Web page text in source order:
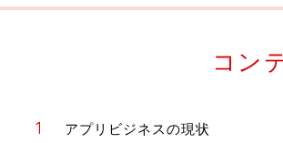
コン
アプリビジネスの現状